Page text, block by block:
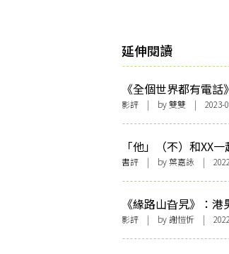
延伸閱讀
《全個世界都有電
影評 | by雙雙 | 2023-
「他」（不）和XX
〈早餐〉
書評 | by葉嘉詠 |
《緣路山旮旯》：
影評 | by 謝愷忻 |